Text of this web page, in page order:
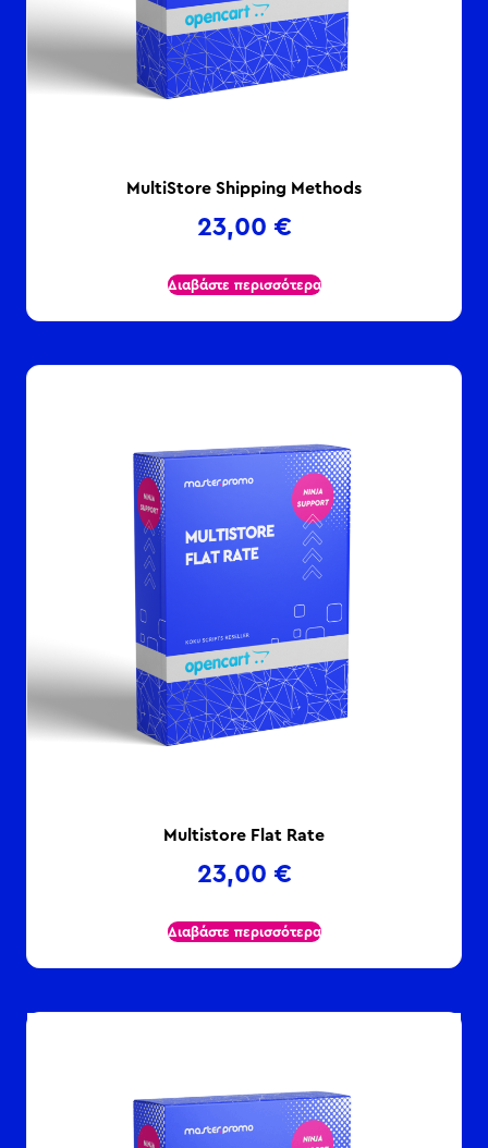
MultiStore Shipping Methods
23,00 €
Διαβάστε περισσότερα
Multistore Flat Rate
23,00 €
Διαβάστε περισσότερα